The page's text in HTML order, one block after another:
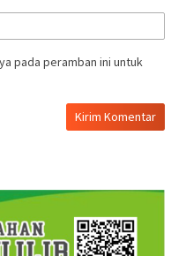
pada peramban ini untuk